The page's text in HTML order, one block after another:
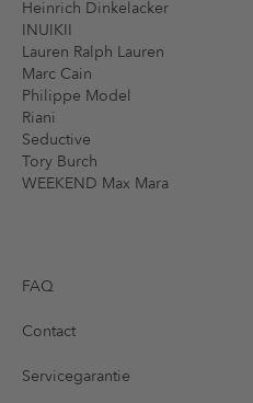
Heinrich Dinkelacker
INUIKII
Lauren Ralph Lauren
Marc Cain
Philippe Model
Riani
Seductive
Tory Burch
WEEKEND Max Mara
FAQ
Contact
Servicegarantie